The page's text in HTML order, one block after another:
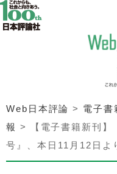
Web日本評論 > 電子書
報 >
【電子書籍新刊
号』、本日11月12日よ